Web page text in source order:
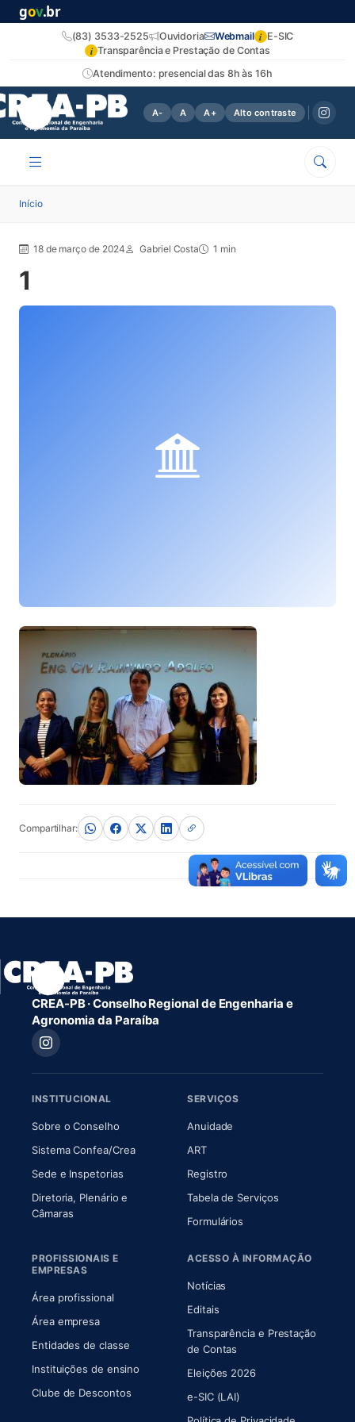
gov.br
Atendimento: presencial das 8h às 16h
(83) 3533-2525 Ouvidoria Webmail i E-SIC
i Transparência e Prestação de Contas
A- A A+ Alto contraste
Início
18 de março de 2024 Gabriel Costa 1 min
1
Compartilhar:
CREA-PB · Conselho Regional de Engenharia e
Agronomia da Paraíba
INSTITUCIONAL
Sobre o Conselho(abre em nova aba)
Sistema Confea/Crea(abre em nova aba)
Sede e Inspetorias
Diretoria, Plenário e
Câmaras(abre em nova aba)
SERVIÇOS
Anuidade
ART(abre em nova aba)
Registro
Tabela de Serviços
Formulários
PROFISSIONAIS E
EMPRESAS
Área profissional
Área empresa
Entidades de classe
Instituições de ensino
Clube de Descontos
ACESSO À INFORMAÇÃO
Notícias
Editais
Transparência e Prestação
de Contas
Eleições 2026
e-SIC (LAI)